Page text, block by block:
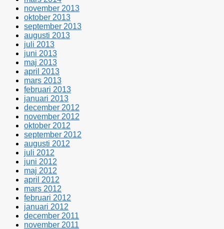
november 2013
oktober 2013
september 2013
augusti 2013
juli 2013
juni 2013
maj 2013
april 2013
mars 2013
februari 2013
januari 2013
december 2012
november 2012
oktober 2012
september 2012
augusti 2012
juli 2012
juni 2012
maj 2012
april 2012
mars 2012
februari 2012
januari 2012
december 2011
november 2011